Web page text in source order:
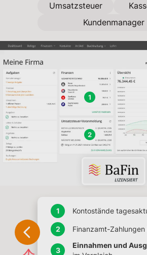
Umsatzsteuer
Kundenmanager
1
2
Kontostände
Finanzamt-Zahlungen
Einnahmen und